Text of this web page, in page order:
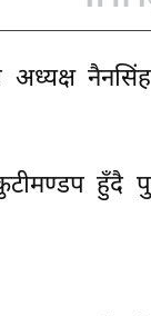
अध्यक्ष
भृकुटीमण्डप